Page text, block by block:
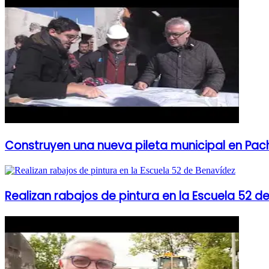
Construyen una nueva pileta municipal en
Realizan rabajos de pintura en la Escuela 52